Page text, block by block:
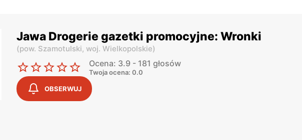
Jawa Drogerie gazetki promocyjne: Wronki
(pow. Szamotulski, woj. Wielkopolskie)
Ocena: 3.9 - 181 głosów
Twoja ocena: 0.0
OBSERWUJ